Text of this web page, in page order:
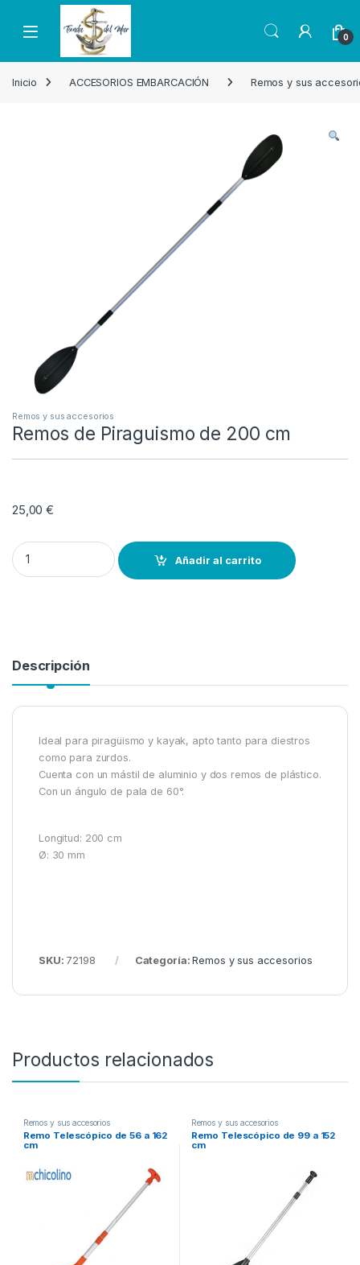
Skip to navigation
Skip to content
Open 0
Inicio ACCESORIOS EMBARCACIÓN Remos y sus
Remos y sus accesorios
Remos de Piraguismo de 200 cm
25,00€
Remos de Piraguismo de 200 cm quantity
Añadir al carrito
Descripción
Ideal para piragüismo y kayak, apto tanto para diestros
como para zurdos.
Cuenta con un mástil de aluminio y dos remos de plástico.
Con un ángulo de pala de 60°.
Longitud: 200 cm
Ø: 30 mm
SKU: 72198 Categoría:Remos y sus accesorios
Productos relacionados
Remos y sus accesorios
Remo Telescópico de 56 a 162
cm
Remos y sus accesorios
Remo Telescópico de 99 a 152
cm